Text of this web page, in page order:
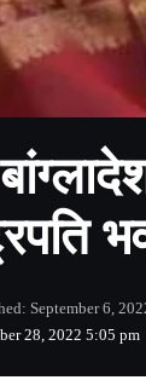
28, 2022 5:05 pm
September 6,